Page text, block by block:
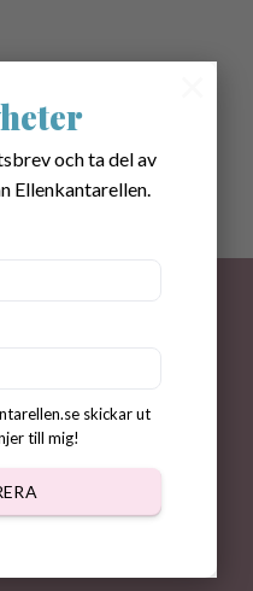
och ta del av
Ellenkantarellen.
skickar ut
till mig!